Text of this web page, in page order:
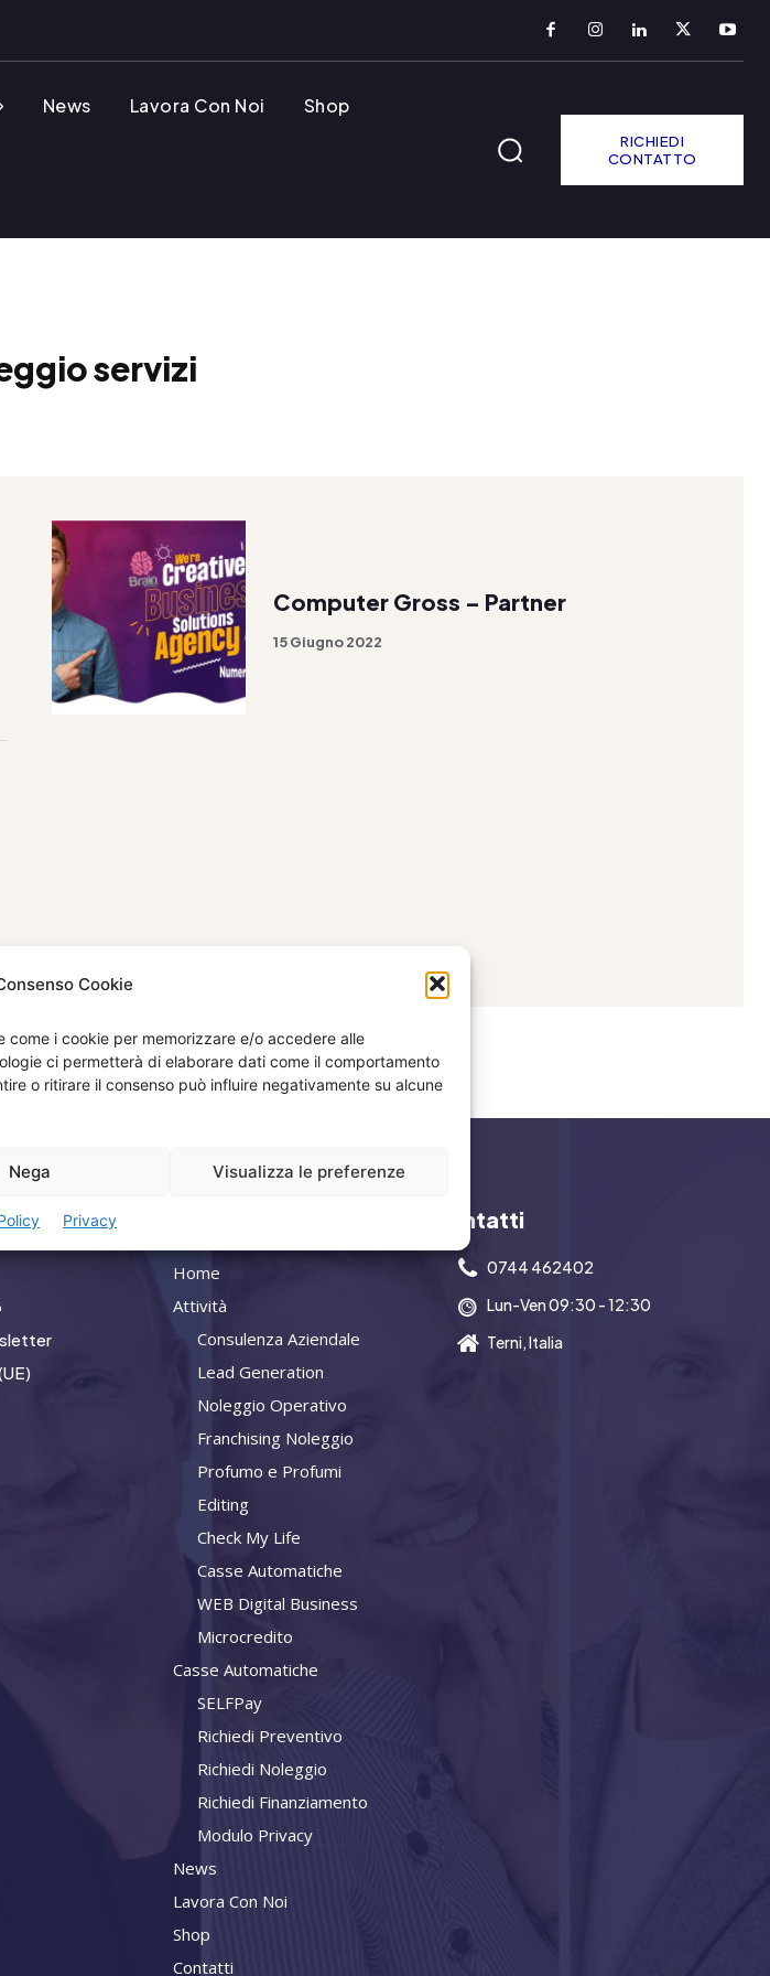
Cookie
come i cookie per memorizzare e/o accedere alle
ci permetterà di elaborare dati come il comportamento
o ritirare il consenso può influire negativamente su alcune
Nega Visualizza le preferenze
Privacy
News Lavora Con Noi Shop
RICHIEDI
CONTATTO
servizi
Computer Gross – Partner
15 Giugno 2022
Home
Attività
Consulenza Aziendale
Lead Generation
Noleggio Operativo
Franchising Noleggio
Profumo e Profumi
Editing
Check My Life
Casse Automatiche
WEB Digital Business
Microcredito
Casse Automatiche
SELFPay
Richiedi Preventivo
Richiedi Noleggio
Richiedi Finanziamento
Modulo Privacy
News
Lavora Con Noi
Shop
Contatti
Contatti
0744 462402
Lun-Ven 09:30 - 12:30
Terni, Italia